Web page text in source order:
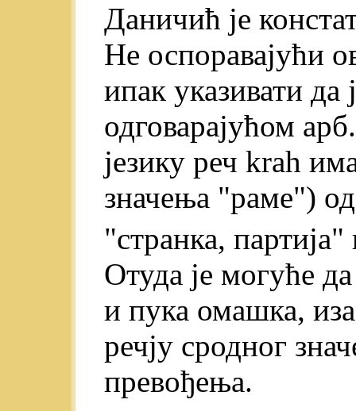
Даничић je
Не оспоравајући
ипак указивати да
одговарајућом
језику реч krah
значења "раме")
"странка,
Отуда је могуће
и пука омашка,
речју сродног
превођења.